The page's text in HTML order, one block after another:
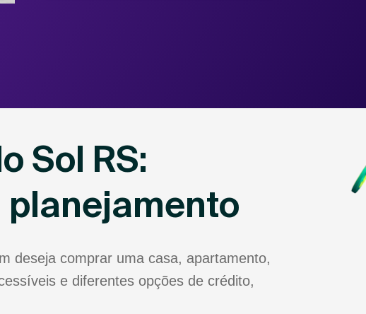
Sol RS:
deseja comprar uma casa, apartamento,
e diferentes opções de crédito,